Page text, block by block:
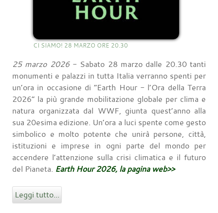
CI SIAMO! 28 MARZO ORE 20.30
25 marzo 2026- Sabato 28 marzo dalle 20.30 tanti
monumenti e palazzi in tutta Italia verranno spenti per
un’ora in occasione di “Earth Hour - l’Ora della Terra
2026” la più grande mobilitazione globale per clima e
natura organizzata dal WWF, giunta quest’anno alla
sua 20esima edizione. Un’ora a luci spente come gesto
simbolico e molto potente che unirà persone, città,
istituzioni e imprese in ogni parte del mondo per
accendere l’attenzione sulla crisi climatica e il futuro
del Pianeta. Earth Hour 2026, la pagina web>>
Leggi tutto...